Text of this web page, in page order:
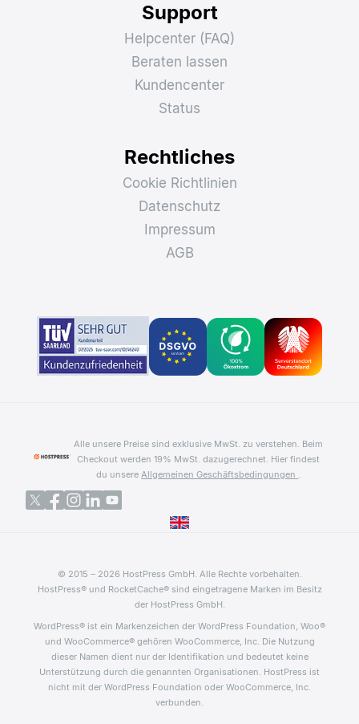
Support
Helpcenter (FAQ)
Beraten lassen
Kundencenter
Status
Rechtliches
Cookie Richtlinien
Datenschutz
Impressum
AGB
Alle unsere Preise sind exklusive MwSt. zu verstehen. Beim
Checkout werden 19% MwSt. dazugerechnet. Hier findest
du unsereAllgemeinen Geschäftsbedingungen .
© 2015 – 2026 HostPress GmbH. Alle Rechte vorbehalten.
HostPress® und RocketCache® sind eingetragene Marken im Besitz
der HostPress GmbH.
WordPress® ist ein Markenzeichen der WordPress Foundation, Woo®
und WooCommerce® gehören WooCommerce, Inc. Die Nutzung
dieser Namen dient nur der Identifikation und bedeutet keine
Unterstützung durch die genannten Organisationen. HostPress ist
nicht mit der WordPress Foundation oder WooCommerce, Inc.
verbunden.